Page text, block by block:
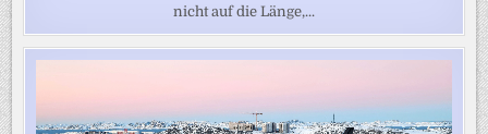
nicht auf die Länge,...